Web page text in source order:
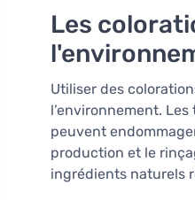
Les
Utiliser des
l’environnement.
peuvent
production et le
ingrédients naturels